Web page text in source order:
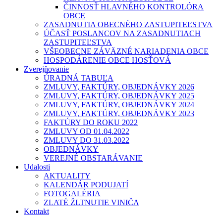
ČINNOSŤ HLAVNÉHO KONTROLÓRA
OBCE
ZASADNUTIA OBECNÉHO ZASTUPITEĽSTVA
ÚČASŤ POSLANCOV NA ZASADNUTIACH
ZASTUPITEĽSTVA
VŠEOBECNE ZÁVÄZNÉ NARIADENIA OBCE
HOSPODÁRENIE OBCE HOSŤOVÁ
Zverejňovanie
ÚRADNÁ TABUĽA
ZMLUVY, FAKTÚRY, OBJEDNÁVKY 2026
ZMLUVY, FAKTÚRY, OBJEDNÁVKY 2025
ZMLUVY, FAKTÚRY, OBJEDNÁVKY 2024
ZMLUVY, FAKTÚRY, OBJEDNÁVKY 2023
FAKTÚRY DO ROKU 2022
ZMLUVY OD 01.04.2022
ZMLUVY DO 31.03.2022
OBJEDNÁVKY
VEREJNÉ OBSTARÁVANIE
Udalosti
AKTUALITY
KALENDÁR PODUJATÍ
FOTOGALÉRIA
ZLATÉ ŽLTNUTIE VINIČA
Kontakt